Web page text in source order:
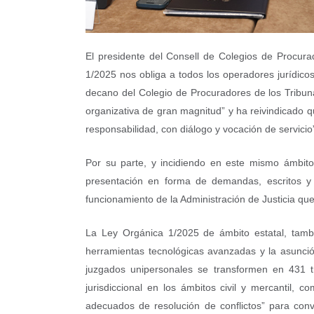
El presidente del Consell de Colegios de
1/2025 nos obliga a todos los operadores
decano del Colegio de Procuradores de los
organizativa de gran magnitud” y ha reivindicado
responsabilidad, con diálogo y vocación de
Por su parte, y incidiendo en este mismo
presentación en forma de demandas, escritos
funcionamiento de la Administración de Justicia
La Ley Orgánica 1/2025 de ámbito estatal,
herramientas tecnológicas avanzadas y la
juzgados unipersonales se transformen en
jurisdiccional en los ámbitos civil y mercantil,
adecuados de resolución de conflictos” para